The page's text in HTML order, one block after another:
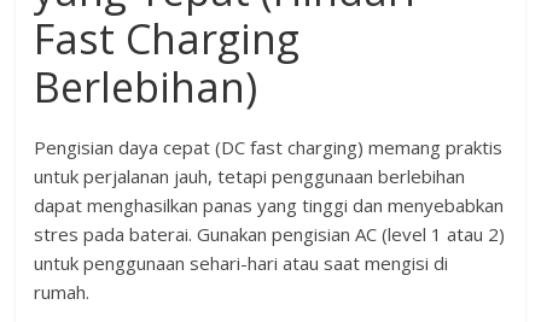
Fast Charging
Berlebihan)
Pengisian daya cepat (DC fast charging) memang praktis
untuk perjalanan jauh, tetapi penggunaan berlebihan
dapat menghasilkan panas yang tinggi dan menyebabkan
stres pada baterai. Gunakan pengisian AC (level 1 atau 2)
untuk penggunaan sehari-hari atau saat mengisi di
rumah.